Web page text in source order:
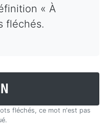
« À
fléchés.
fléchés, ce mot n'est pas